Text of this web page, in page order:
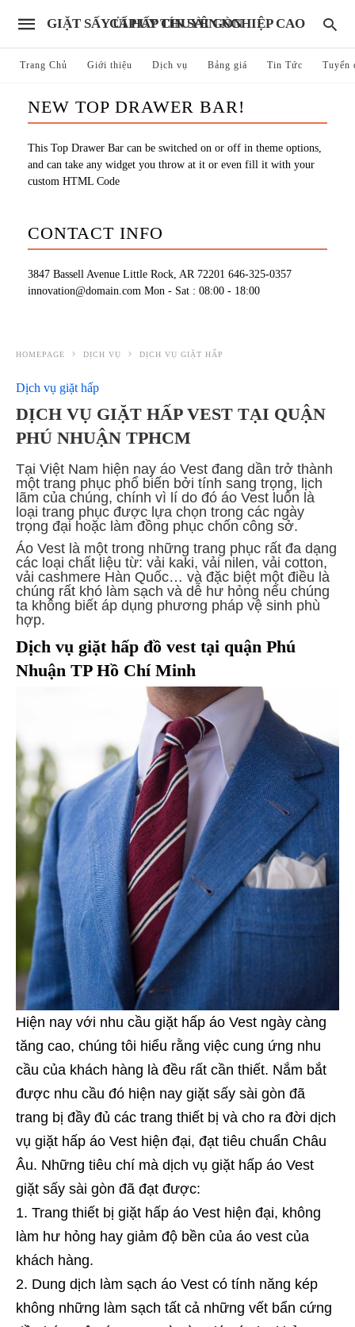
GIẶT SẤY ỦI HẤP CHUYÊN NGHIỆP CAO CẤP UY TÍN SÀI GÒN
Trang Chủ Giới thiệu Dịch vụ Bảng giá Tin Tức Tuyển
NEW TOP DRAWER BAR!
This Top Drawer Bar can be switched on or off in theme options,
and can take any widget you throw at it or even fill it with your
custom HTML Code
CONTACT INFO
3847 Bassell Avenue Little Rock, AR 72201 646-325-0357
innovation@domain.com Mon - Sat : 08:00 - 18:00
HOMEPAGE DỊCH VỤ DỊCH VỤ GIẶT HẤP
Dịch vụ giặt hấp
DỊCH VỤ GIẶT HẤP VEST TẠI QUẬN
PHÚ NHUẬN TPHCM
Tại Việt Nam hiện nay áo Vest đang dần trở thành
một trang phục phổ biến bởi tính sang trọng, lịch
lãm của chúng, chính vì lí do đó áo Vest luôn là
loại trang phục được lựa chọn trong các ngày
trọng đại hoặc làm đồng phục chốn công sở.
Áo Vest là một trong những trang phục rất đa dạng
các loại chất liệu từ: vải kaki, vải nilen, vải cotton,
vải cashmere Hàn Quốc… và đặc biệt một điều là
chúng rất khó làm sạch và dễ hư hỏng nếu chúng
ta không biết áp dụng phương pháp vệ sinh phù
hợp.
Dịch vụ giặt hấp đồ vest tại quận Phú
Nhuận TP Hồ Chí Minh
Hiện nay với nhu cầu giặt hấp áo Vest ngày càng
tăng cao, chúng tôi hiểu rằng việc cung ứng nhu
cầu của khách hàng là đều rất cần thiết. Nắm bắt
được nhu cầu đó hiện nay giặt sấy sài gòn đã
trang bị đầy đủ các trang thiết bị và cho ra đời dịch
vụ giặt hấp áo Vest hiện đại, đạt tiêu chuẩn Châu
Âu. Những tiêu chí mà dịch vụ giặt hấp áo Vest
giặt sấy sài gòn đã đạt được:
Trang thiết bị giặt hấp áo Vest hiện đại, không
làm hư hỏng hay giảm độ bền của áo vest của
khách hàng.
Dung dịch làm sạch áo Vest có tính năng kép
không những làm sạch tất cả những vết bẩn cứng